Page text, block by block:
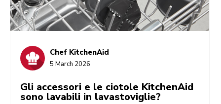
Chef KitchenAid
5 March 2026
Gli accessori e le ciotole KitchenAid
sono lavabili in lavastoviglie?